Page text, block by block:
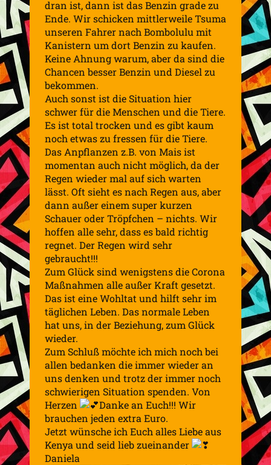
dran ist, dann ist das Benzin grade zu
Ende. Wir schicken mittlerweile Tsuma
unseren Fahrer nach Bombolulu mit
Kanistern um dort Benzin zu kaufen.
Keine Ahnung warum, aber da sind die
Chancen besser Benzin und Diesel zu
bekommen.
Auch sonst ist die Situation hier
schwer für die Menschen und die Tiere.
Es ist total trocken und es gibt kaum
noch etwas zu fressen für die Tiere.
Das Anpflanzen z.B. von Mais ist
momentan auch nicht möglich, da der
Regen wieder mal auf sich warten
lässt. Oft sieht es nach Regen aus, aber
dann außer einem super kurzen
Schauer oder Tröpfchen – nichts. Wir
hoffen alle sehr, dass es bald richtig
regnet. Der Regen wird sehr
gebraucht!!!
Zum Glück sind wenigstens die Corona
Maßnahmen alle außer Kraft gesetzt.
Das ist eine Wohltat und hilft sehr im
täglichen Leben. Das normale Leben
hat uns, in der Beziehung, zum Glück
wieder.
Zum Schluß möchte ich mich noch bei
allen bedanken die immer wieder an
uns denken und trotz der immer noch
schwierigen Situation spenden. Von
Herzen
Danke an Euch!!! Wir
brauchen jeden extra Euro.
Jetzt wünsche ich Euch alles Liebe aus
Kenya und seid lieb zueinander
Daniela